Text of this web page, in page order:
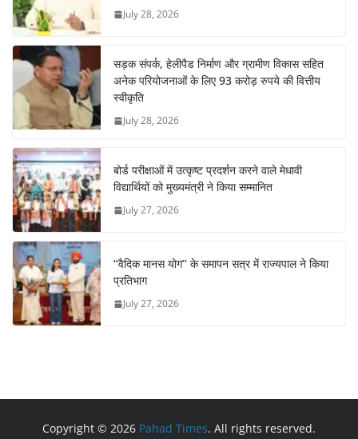
July 28, 2026
सड़क संपर्क, हेलीपैड निर्माण और ग्रामीण विकास सहित
अनेक परियोजनाओं के लिए 93 करोड़ रुपये की वित्तीय
स्वीकृति
July 28, 2026
बोर्ड परीक्षाओं में उत्कृष्ट प्रदर्शन करने वाले मेधावी
विद्यार्थियों को मुख्यमंत्री ने किया सम्मानित
July 27, 2026
‘‘वैदिक मानस योग’’ के समापन सत्र में राज्यपाल ने किया
प्रतिभाग
July 27, 2026
Copyright © 2026 Pahad Times. All rights reserved.